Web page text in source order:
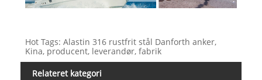
Hot Tags: Alastin 316 rustfrit stål Danforth anker,
Kina, producent, leverandør, fabrik
Relateret kategori